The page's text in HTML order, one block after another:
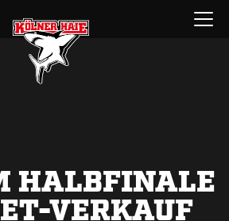
Menü
öffnen
HALBFINALE
VERKAUF